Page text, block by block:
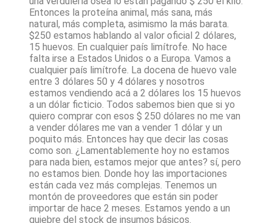
Entonces la proteína animal, más sana, más
natural, más completa, asimismo la más barata.
$250 estamos hablando al valor oficial 2 dólares,
15 huevos. En cualquier país limítrofe. No hace
falta irse a Estados Unidos o a Europa. Vamos a
cualquier país limítrofe. La docena de huevo vale
entre 3 dólares 50 y 4 dólares y nosotros
estamos vendiendo acá a 2 dólares los 15 huevos
a un dólar ficticio. Todos sabemos bien que si yo
quiero comprar con esos $ 250 dólares no me van
a vender dólares me van a vender 1 dólar y un
poquito más. Entonces hay que decir las cosas
como son. ¿Lamentablemente hoy no estamos
para nada bien, estamos mejor que antes? sí, pero
no estamos bien. Donde hoy las importaciones
están cada vez más complejas. Tenemos un
montón de proveedores que están sin poder
importar de hace 2 meses. Estamos yendo a un
quiebre del stock de insumos básicos.